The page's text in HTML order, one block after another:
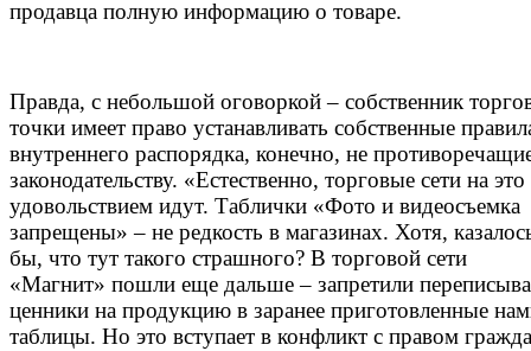
продавца полную информацию о товаре.
Правда, с небольшой оговоркой – собственник
точки имеет право устанавливать собственные
внутреннего распорядка, конечно, не
законодательству. «Естественно, торговые сети на это
удовольствием идут. Таблички «Фото и видеосъемка
запрещены» – не редкость в магазинах. Хотя,
бы, что тут такого страшного? В торговой сети
«Магнит» пошли еще дальше – запретили
ценники на продукцию в заранее приготовленные
таблицы. Но это вступает в конфликт с правом